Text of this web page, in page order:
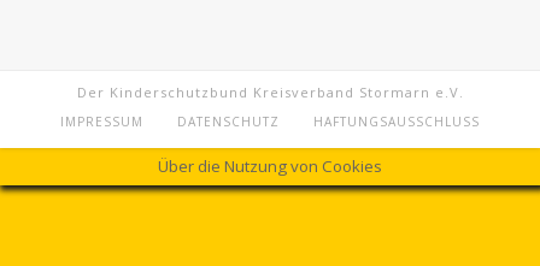
Der Kinderschutzbund Kreisverband Stormarn e.V.
IMPRESSUM DATENSCHUTZ HAFTUNGSAUSSCHLUSS
Über die Nutzung von Cookies